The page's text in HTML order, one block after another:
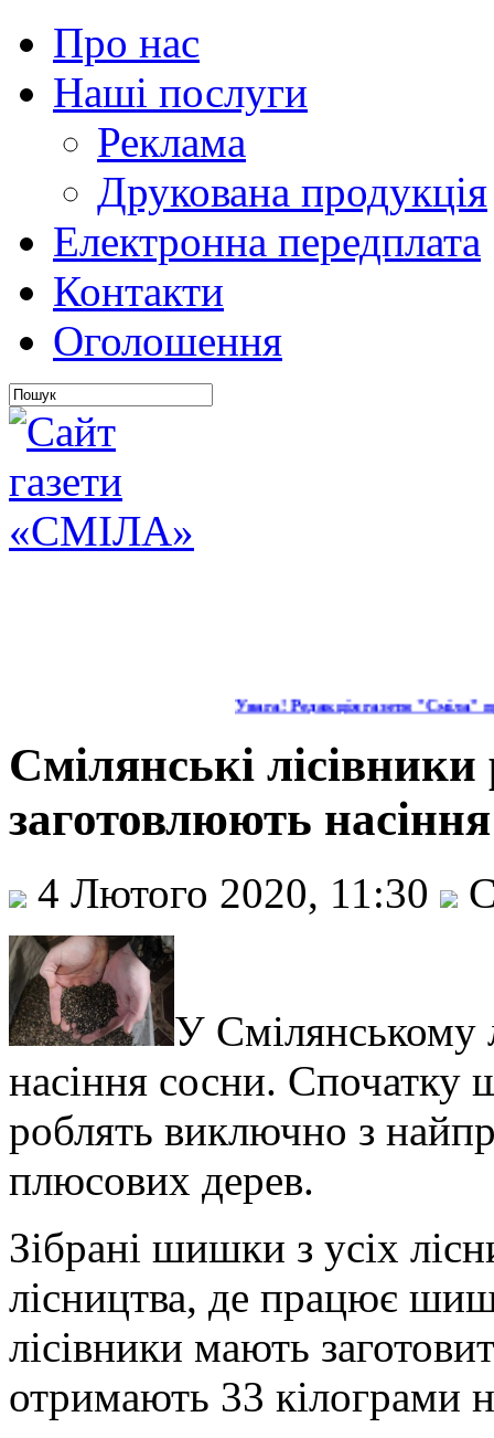
Про нас
Наші послуги
Реклама
Друкована продукція
Електронна передплата
Контакти
Оголошення
Увага! Редакція газети "Сміла"
Смілянські
заготовлюють
4 Лютого 2020, 11:30
У Смілянському
насіння сосни. Спочатку
роблять виключно з
плюсових дерев.
Зібрані шишки з усіх
лісництва, де працює
лісівники мають
отримають 33 кілограми